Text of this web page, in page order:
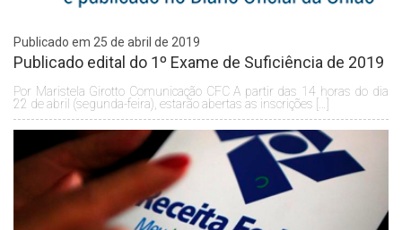
Publicado em 25 de abril de 2019
Publicado edital do 1º Exame de Suficiência de 2019
Por Maristela Girotto Comunicação CFC A partir das 14 horas do dia
22 de abril (segunda-feira), estarão abertas as inscrições […]